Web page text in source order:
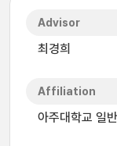
Advisor
최경희
Affiliation
아주대학교 일